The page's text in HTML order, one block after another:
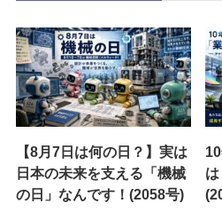
【8月7日は何の日？】実は
日本の未来を支える「機械
の日」なんです！(2058号)